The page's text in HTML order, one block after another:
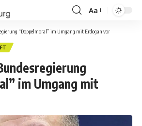
Aa
“Doppelmoral” im Umgang mit Erdogan vor
im Umgang mit